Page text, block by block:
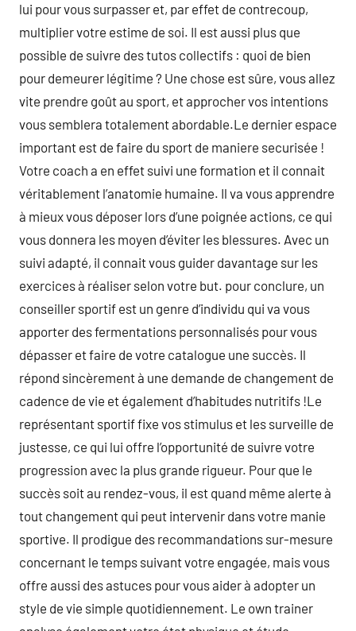
lui pour vous surpasser et, par effet de contrecoup,
multiplier votre estime de soi. Il est aussi plus que
possible de suivre des tutos collectifs : quoi de bien
pour demeurer légitime ? Une chose est sûre, vous allez
vite prendre goût au sport, et approcher vos intentions
vous semblera totalement abordable.Le dernier espace
important est de faire du sport de maniere securisée !
Votre coach a en effet suivi une formation et il connait
véritablement l’anatomie humaine. Il va vous apprendre
à mieux vous déposer lors d’une poignée actions, ce qui
vous donnera les moyen d’éviter les blessures. Avec un
suivi adapté, il connait vous guider davantage sur les
exercices à réaliser selon votre but. pour conclure, un
conseiller sportif est un genre d’individu qui va vous
apporter des fermentations personnalisés pour vous
dépasser et faire de votre catalogue une succès. Il
répond sincèrement à une demande de changement de
cadence de vie et également d’habitudes nutritifs !Le
représentant sportif fixe vos stimulus et les surveille de
justesse, ce qui lui offre l’opportunité de suivre votre
progression avec la plus grande rigueur. Pour que le
succès soit au rendez-vous, il est quand même alerte à
tout changement qui peut intervenir dans votre manie
sportive. Il prodigue des recommandations sur-mesure
concernant le temps suivant votre engagée, mais vous
offre aussi des astuces pour vous aider à adopter un
style de vie simple quotidiennement. Le own trainer